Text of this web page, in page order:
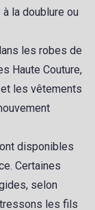
la doublure ou
les robes de
Haute Couture,
les vêtements
disponibles
Certaines
selon
tressons les fils